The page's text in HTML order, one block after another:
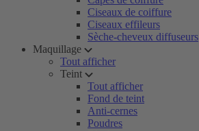
Ciseaux de coiffure
Ciseaux effileurs
Sèche-cheveux diffuseurs
Maquillage
Tout afficher
Teint
Tout afficher
Fond de teint
Anti-cernes
Poudres